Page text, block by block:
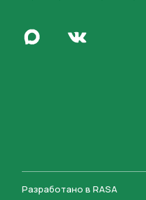
Написать в MaxПерейти во
Разработано в RASA